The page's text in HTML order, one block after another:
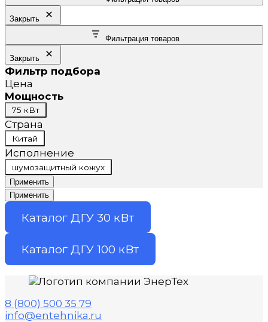
Закрыть
Фильтрация товаров
Закрыть
Фильтр подбора
Цена
Мощность
Мощность
75 кВт
Страна
Страна
Китай
Исполнение
Исполнение
шумозащитный кожух
Применить
Применить
Каталог ДГУ 30 кВт
Каталог ДГУ 100 кВт
8 (800) 500 35 79
info@entehnika.ru